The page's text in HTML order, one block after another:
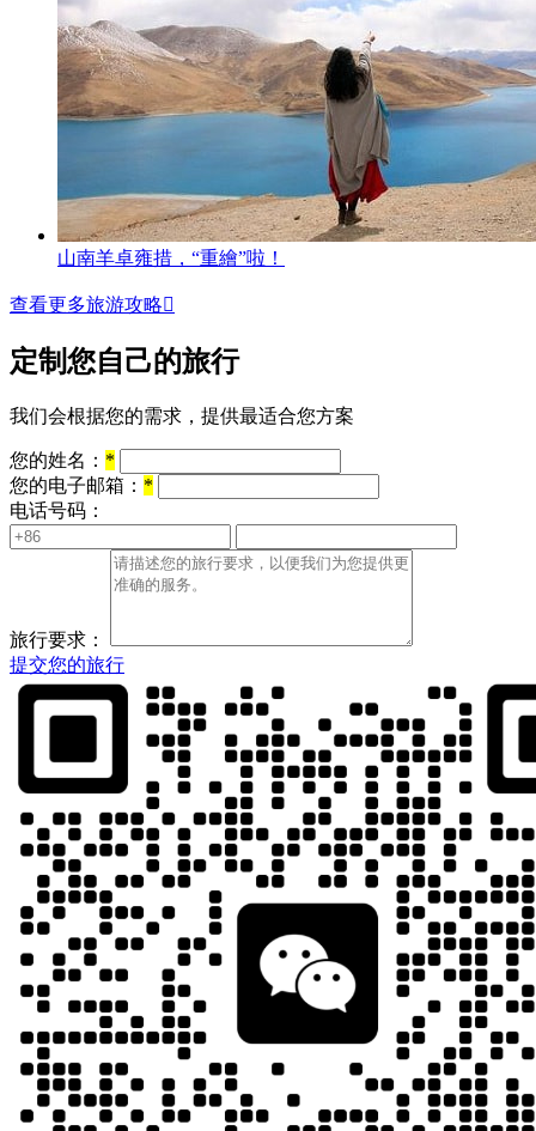
山南羊卓雍措，“重繪”啦！
查看更多旅游攻略
定制您自己的旅行
我们会根据您的需求，提供最适合您方案
您的姓名： *
您的电子邮箱： *
电话号码：
旅行要求：
提交您的旅行